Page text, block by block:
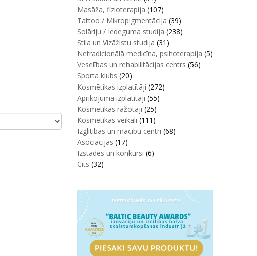
Masāža, fizioterapija (107)
Tattoo / Mikropigmentācija (39)
Solāriju / Iedeguma studija (238)
Stila un Vizāžistu studija (31)
Netradicionālā medicīna, psihoterapija (5)
Veselības un rehabilitācijas centrs (56)
Sporta klubs (20)
Kosmētikas izplatītāji (272)
Aprīkojuma izplatītāji (55)
Kosmētikas ražotāji (25)
Kosmētikas veikali (111)
Izglītības un mācību centri (68)
Asociācijas (17)
Izstādes un konkursi (6)
Cits (32)